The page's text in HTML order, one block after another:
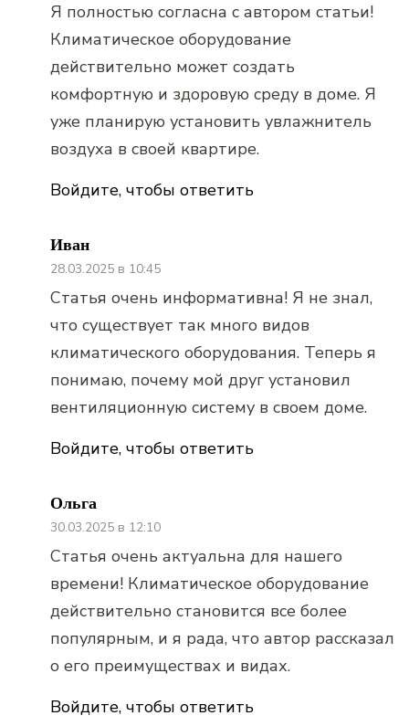
Войдите, чтобы ответить
Я полностью согласна с автором статьи!
Климатическое оборудование
действительно может создать
комфортную и здоровую среду в доме. Я
уже планирую установить увлажнитель
воздуха в своей квартире.
Иван
28.03.2025 в 10:45
Войдите, чтобы ответить
Статья очень информативна! Я не знал,
что существует так много видов
климатического оборудования. Теперь я
понимаю, почему мой друг установил
вентиляционную систему в своем доме.
Ольга
30.03.2025 в 12:10
Войдите, чтобы ответить
Статья очень актуальна для нашего
времени! Климатическое оборудование
действительно становится все более
популярным, и я рада, что автор рассказал
о его преимуществах и видах.